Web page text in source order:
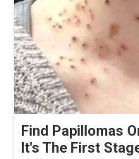
Find Papillomas
It's The First